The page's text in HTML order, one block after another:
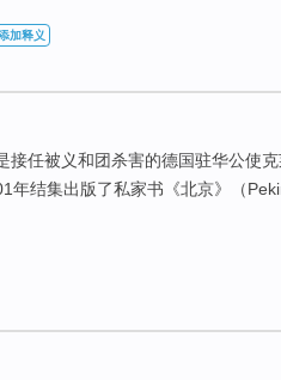
加释义
接任被义和团杀害的德国驻华公使克
年结集出版了私家书《北京》（